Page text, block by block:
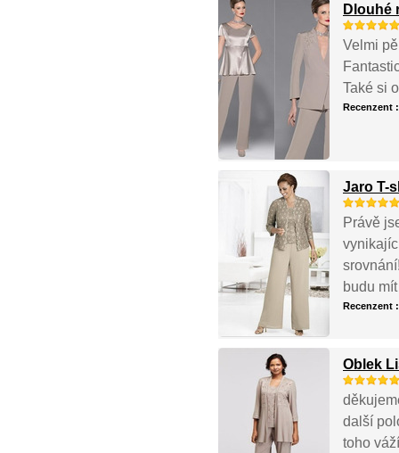
Dlouhé
Velmi
Také si
Recenzent
Jaro T-
Právě
budu
Recenzent
Oblek
další
toho